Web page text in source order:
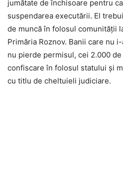
jumătate de închisoare pentru
suspendarea executării. El
de muncă în folosul comunității
Primăria Roznov. Banii care nu
nu pierde permisul, cei 2.000
confiscare în folosul statului și
cu titlu de cheltuieli judiciare.